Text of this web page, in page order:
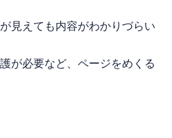
見えても内容がわかりづらい
が必要など、ページをめくる